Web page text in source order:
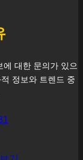
에 대한 문의가 있으
정보와 트렌드 중